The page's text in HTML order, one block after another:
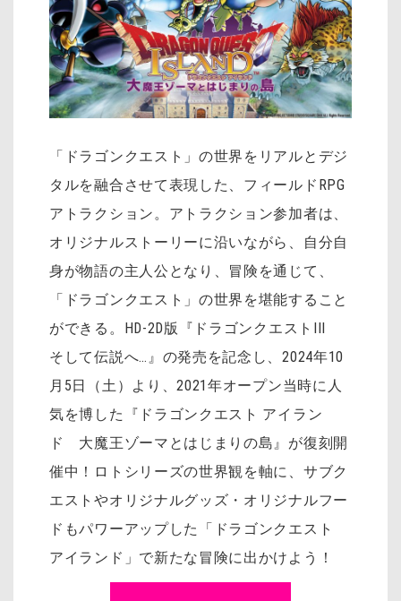
「ドラゴンクエスト」の世界をリアルとデジ
タルを融合させて表現した、フィールドRPG
アトラクション。アトラクション参加者は、
オリジナルストーリーに沿いながら、自分自
身が物語の主人公となり、冒険を通じて、
「ドラゴンクエスト」の世界を堪能すること
ができる。HD-2D版『ドラゴンクエストIII
そして伝説へ…』の発売を記念し、2024年10
月5日（土）より、2021年オープン当時に人
気を博した『ドラゴンクエスト アイラン
ド 大魔王ゾーマとはじまりの島』が復刻開
催中！ロトシリーズの世界観を軸に、サブク
エストやオリジナルグッズ・オリジナルフー
ドもパワーアップした「ドラゴンクエスト
アイランド」で新たな冒険に出かけよう！